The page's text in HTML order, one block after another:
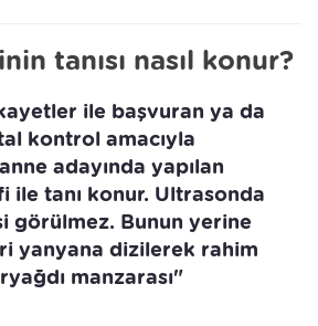
tanısı nasıl konur?
ile başvuran ya da
kontrol amacıyla
adayında yapılan
ile tanı konur. Ultrasonda
görülmez. Bunun yerine
yanyana dizilerek rahim
manzarası"